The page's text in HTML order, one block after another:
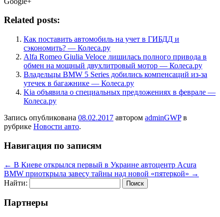
Related posts:
Как поставить автомобиль на учет в ГИБДД и
сэкономить? — Колеса.ру
Alfa Romeo Giulia Veloce лишилась полного привода в
обмен на мощный двухлитровый мотор — Колеса.ру
Владельцы BMW 5 Series добились компенсаций из-за
утечек в багажнике — Колеса.ру
Kia объявила о специальных предложениях в феврале —
Колеса.ру
Запись опубликована 08.02.2017 автором adminGWPв
рубрике Новости авто.
Навигация по записям
← В Киеве открылся первый в Украине автоцентр Acura
BMW приоткрыла завесу тайны над новой «пятеркой» →
Найти:
Партнеры